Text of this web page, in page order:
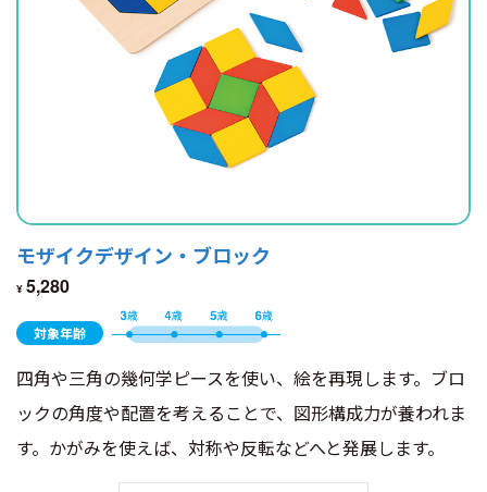
モザイクデザイン・ブロック
¥ 5,280
対象年齢
四角や三角の幾何学ピースを使い、絵を再現します。ブロ
ックの角度や配置を考えることで、図形構成力が養われま
す。かがみを使えば、対称や反転などへと発展します。